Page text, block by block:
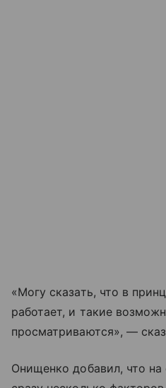
«Могу сказать, что в
работает, и такие
просматриваются», —
Онищенко добавил, что